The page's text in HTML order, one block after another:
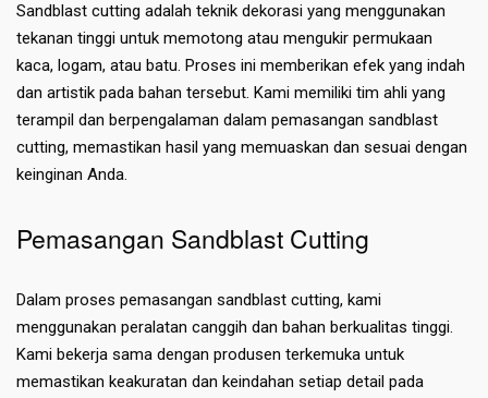
Sandblast cutting adalah teknik dekorasi yang menggunakan
tekanan tinggi untuk memotong atau mengukir permukaan
kaca, logam, atau batu. Proses ini memberikan efek yang indah
dan artistik pada bahan tersebut. Kami memiliki tim ahli yang
terampil dan berpengalaman dalam pemasangan sandblast
cutting, memastikan hasil yang memuaskan dan sesuai dengan
keinginan Anda.
Pemasangan Sandblast Cutting
Dalam proses pemasangan sandblast cutting, kami
menggunakan peralatan canggih dan bahan berkualitas tinggi.
Kami bekerja sama dengan produsen terkemuka untuk
memastikan keakuratan dan keindahan setiap detail pada